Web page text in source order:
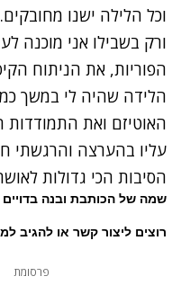
וכל הלילה ישנו
ורק בשבילו אני מוכנה
הפוריות, את הניתוח
הלידה שהיה לי במשך
האוטיזם ואת התמודדות
עליו בהערצה והרגשתי
הסיבות הכי גדולות
שמה של הכותבת ובנה בדויים
רוצים ליצור קשר או להגיב
פרסומת